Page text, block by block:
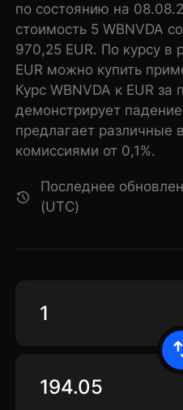
по состоянию на
стоимость 5 WBNVDA
970,25 EUR. По курсу в
EUR можно купить
Курс WBNVDA к EUR за
демонстрирует
предлагает различные
комиссиями от 0,1%.
Последнее
(UTC)